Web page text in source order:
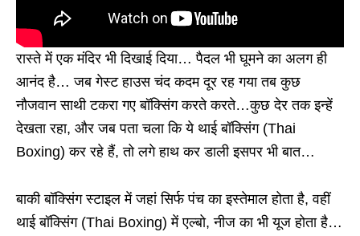
रास्ते में एक मंदिर भी दिखाई दिया… पैदल भी घूमने का अलग ही
आनंद है… जब गेस्ट हाउस चंद कदम दूर रह गया तब कुछ
नौजवान साथी टकरा गए बॉक्सिंग करते करते…कुछ देर तक इन्हें
देखता रहा, और जब पता चला कि ये थाई बॉक्सिंग (Thai
Boxing) कर रहे हैं, तो लगे हाथ कर डाली इसपर भी बात…
बाकी बॉक्सिंग स्टाइल में जहां सिर्फ पंच का इस्तेमाल होता है, वहीं
थाई बॉक्सिंग (Thai Boxing) में एल्बो, नीज का भी यूज होता है…